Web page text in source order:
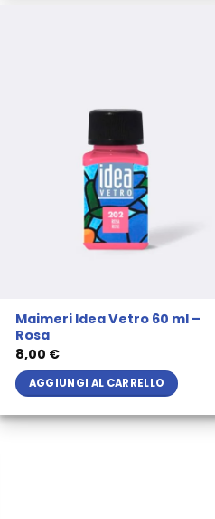
Maimeri Idea Vetro 60 ml –
Rosa
8,00 €
AGGIUNGI AL CARRELLO